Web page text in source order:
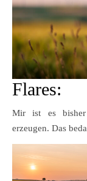
Flares:
Mir ist es bisher
erzeugen. Das